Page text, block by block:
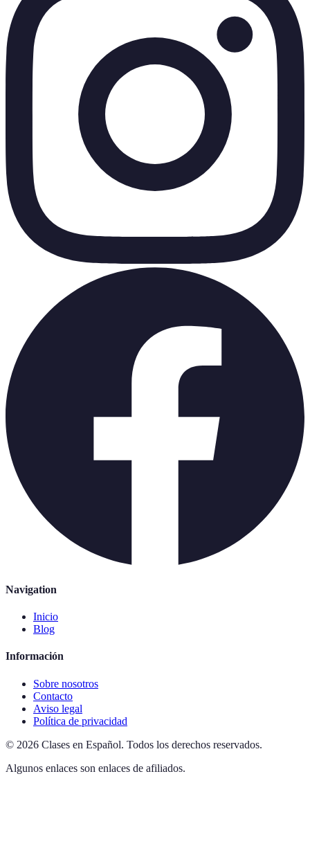
Navigation
Inicio
Blog
Información
Sobre nosotros
Contacto
Aviso legal
Política de privacidad
© 2026 Clases en Español. Todos los derechos reservados.
Algunos enlaces son enlaces de afiliados.